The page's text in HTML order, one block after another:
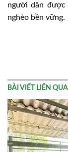
người dân
nghèo bền vững.
BÀI VIẾT LIÊN